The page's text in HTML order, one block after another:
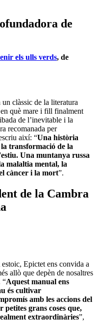
de
els ulls verds, de
clàssic de la literatura
en què mare i fill finalment
de l’inevitable i la
recomanada per
així: “Una història
transformació de la
Una muntanya russa
malaltia mental, la
càncer i la mort”.
de la Cambra
Epictet ens convida a
allò que depèn de nosaltres
“Aquest manual ens
és cultivar
amb les accions del
grans coses que,
extraordinàries”,